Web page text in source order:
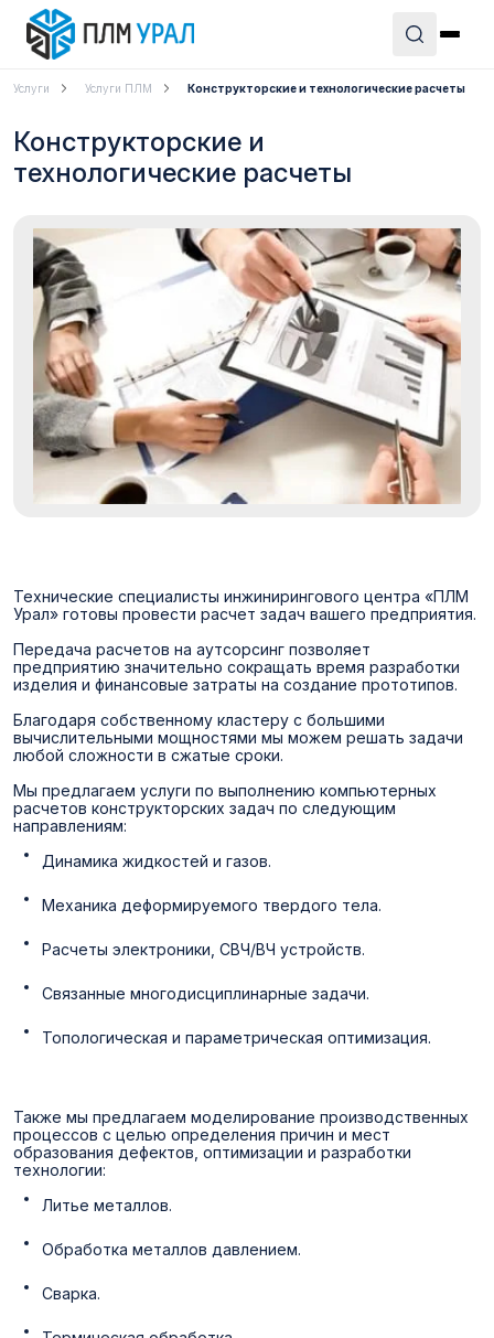
Услуги Услуги ПЛМ Конструкторские и технологические расчеты
Конструкторские и
технологические расчеты
Технические специалисты инжинирингового центра «ПЛМ
Урал» готовы провести расчет задач вашего предприятия.
Передача расчетов на аутсорсинг позволяет
предприятию значительно сокращать время разработки
изделия и финансовые затраты на создание прототипов.
Благодаря собственному кластеру с большими
вычислительными мощностями мы можем решать задачи
любой сложности в сжатые сроки.
Мы предлагаем услуги по выполнению компьютерных
расчетов конструкторских задач по следующим
направлениям:
Динамика жидкостей и газов.
Механика деформируемого твердого тела.
Расчеты электроники, СВЧ/ВЧ устройств.
Связанные многодисциплинарные задачи.
Топологическая и параметрическая оптимизация.
Также мы предлагаем моделирование производственных
процессов с целью определения причин и мест
образования дефектов, оптимизации и разработки
технологии:
Литье металлов.
Обработка металлов давлением.
Сварка.